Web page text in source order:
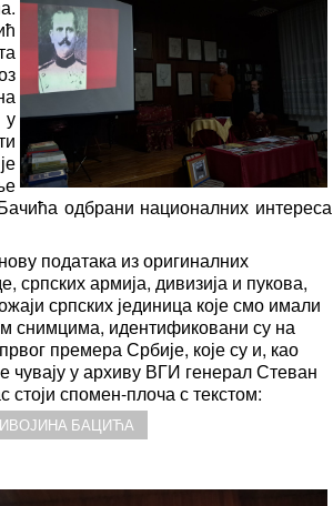
у
одбрани националних интереса
података из оригиналних
српских армија, дивизија и пукова,
српских јединица које смо имали
снимцима, идентификовани су на
премера Србије, које су и, као
чувају у архиву ВГИ генерал Стеван
спомен-плоча с текстом:
БАЦИЋА